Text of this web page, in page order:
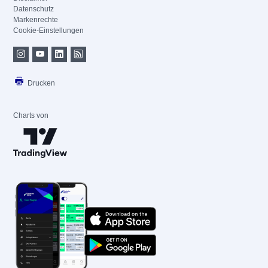
Datenschutz
Markenrechte
Cookie-Einstellungen
Drucken
Charts von